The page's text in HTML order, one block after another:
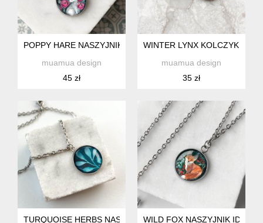
POPPY HARE NASZYJNIK DLA NIEJ
muamua design
45 zł
WINTER LYNX KOLCZYKI
muamua design
35 zł
TURQUOISE HERBS NASZYJNIK DLA DZIEWCZYNKI
WILD FOX NASZYJNIK